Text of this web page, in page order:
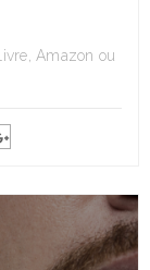
Amazon ou